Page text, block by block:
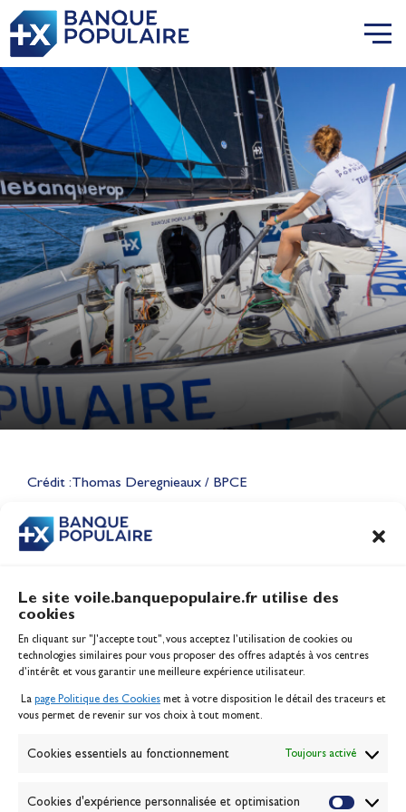
Le site voile.banquepopulaire.fr utilise des
cookies
En cliquant sur "J'accepte tout", vous acceptez l’utilisation de cookies ou
technologies similaires pour vous proposer des offres adaptés à vos centres
d’intérêt et vous garantir une meilleure expérience utilisateur.
La page Politique des Cookies met à votre disposition le détail des traceurs et
vous permet de revenir sur vos choix à tout moment.
Cookies essentiels au fonctionnement Toujours activé
Cookies d'expérience personnalisée et optimisation
Crédit : Thomas Deregnieaux / BPCE
CONTENU
Lauriane Nolot en or à Long
Jeux Olympiques 2028
Inscription serveur média
Contact
Politique des cookies
Banque de la voile
Passion Voile TV